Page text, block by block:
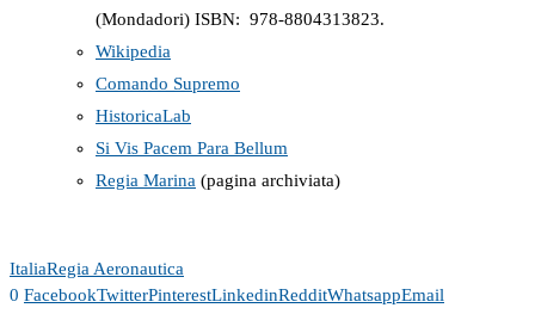
(Mondadori) ISBN: ‎ 978-8804313823.
Wikipedia
Comando Supremo
HistoricaLab
Si Vis Pacem Para Bellum
Regia Marina (pagina archiviata)
ItaliaRegia Aeronautica
0 FacebookTwitterPinterestLinkedinRedditWhatsappEmail